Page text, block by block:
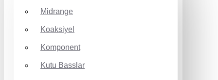
Midrange
Koaksiyel
Komponent
Kutu Basslar